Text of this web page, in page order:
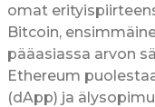
omat
Bitcoin,
pääasiassa arvon
Ethereum
(dApp) ja